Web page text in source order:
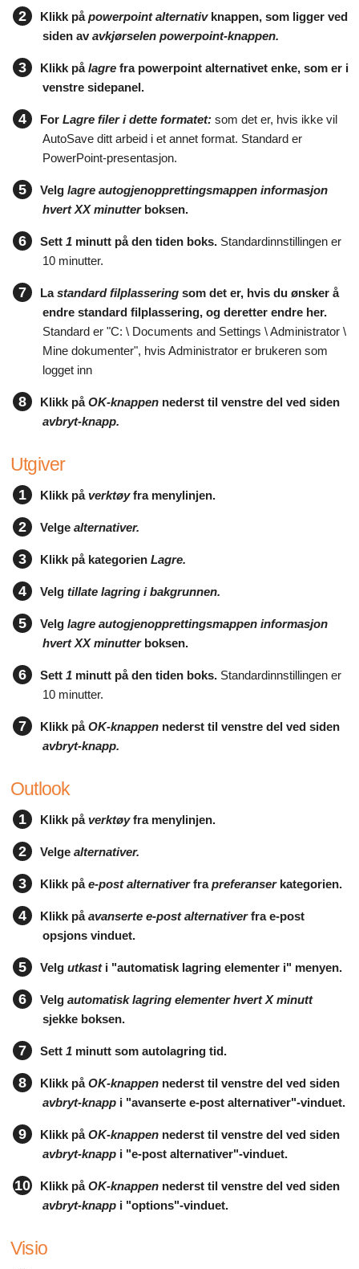
2 Klikk påpowerpoint alternativknappen, som ligger ved
siden avavkjørselen powerpoint-knappen.
3 Klikk pålagre fra powerpoint alternativet enke, som er i
venstre sidepanel.
4 For Lagre filer i dette formatet: som det er, hvis ikke vil
AutoSave ditt arbeid i et annet format. Standard er
PowerPoint-presentasjon.
5 Velg lagre autogjenopprettingsmappen informasjon
hvert XX minutterboksen.
6 Sett 1 minutt på den tiden boks. Standardinnstillingen er
10 minutter.
7 Lastandard filplassering som det er, hvis du ønsker å
endre standard filplassering, og deretter endre her.
Standard er "C: \ Documents and Settings \ Administrator \
Mine dokumenter", hvis Administrator er brukeren som
logget inn
8 Klikk påOK-knappen nederst til venstre del ved siden
avbryt-knapp.
Utgiver
1 Klikk påverktøyfra menylinjen.
2 Velge alternativer.
3 Klikk på kategorien Lagre.
4 Velg tillate lagring i bakgrunnen.
5 Velg lagre autogjenopprettingsmappen informasjon
hvert XX minutterboksen.
6 Sett 1 minutt på den tiden boks. Standardinnstillingen er
10 minutter.
7 Klikk påOK-knappen nederst til venstre del ved siden
avbryt-knapp.
Outlook
1 Klikk påverktøyfra menylinjen.
2 Velge alternativer.
3 Klikk påe-post alternativerfrapreferanserkategorien.
4 Klikk påavanserte e-post alternativerfra e-post
opsjons vinduet.
5 Velg utkasti "automatisk lagring elementer i" menyen.
6 Velg automatisk lagring elementer hvert X minutt
sjekke boksen.
7 Sett 1 minutt som autolagring tid.
8 Klikk påOK-knappen nederst til venstre del ved siden
avbryt-knapp i "avanserte e-post alternativer"-vinduet.
9 Klikk påOK-knappen nederst til venstre del ved siden
avbryt-knapp i "e-post alternativer"-vinduet.
10 Klikk påOK-knappen nederst til venstre del ved siden
avbryt-knapp i "options"-vinduet.
Visio